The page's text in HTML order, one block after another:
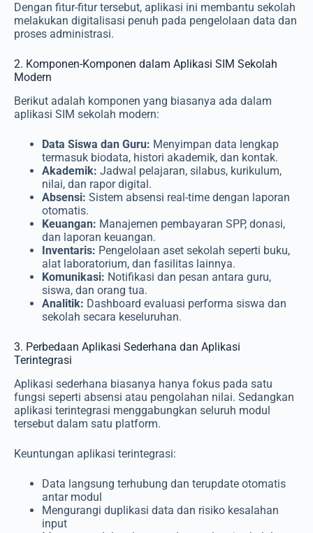
Dengan fitur-fitur tersebut, aplikasi ini membantu sekolah
melakukan digitalisasi penuh pada pengelolaan data dan
proses administrasi.
2. Komponen-Komponen dalam Aplikasi SIM Sekolah
Modern
Berikut adalah komponen yang biasanya ada dalam
aplikasi SIM sekolah modern:
Data Siswa dan Guru: Menyimpan data lengkap
termasuk biodata, histori akademik, dan kontak.
Akademik: Jadwal pelajaran, silabus, kurikulum,
nilai, dan rapor digital.
Absensi: Sistem absensi real-time dengan laporan
otomatis.
Keuangan: Manajemen pembayaran SPP, donasi,
dan laporan keuangan.
Inventaris: Pengelolaan aset sekolah seperti buku,
alat laboratorium, dan fasilitas lainnya.
Komunikasi: Notifikasi dan pesan antara guru,
siswa, dan orang tua.
Analitik: Dashboard evaluasi performa siswa dan
sekolah secara keseluruhan.
3. Perbedaan Aplikasi Sederhana dan Aplikasi
Terintegrasi
Aplikasi sederhana biasanya hanya fokus pada satu
fungsi seperti absensi atau pengolahan nilai. Sedangkan
aplikasi terintegrasi menggabungkan seluruh modul
tersebut dalam satu platform.
Keuntungan aplikasi terintegrasi:
Data langsung terhubung dan terupdate otomatis
antar modul
Mengurangi duplikasi data dan risiko kesalahan
input